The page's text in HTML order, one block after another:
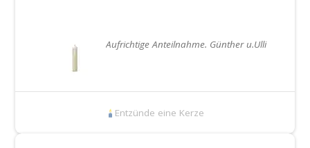
Aufrichtige Anteilnahme. Günther u.Ulli
Entzünde eine Kerze